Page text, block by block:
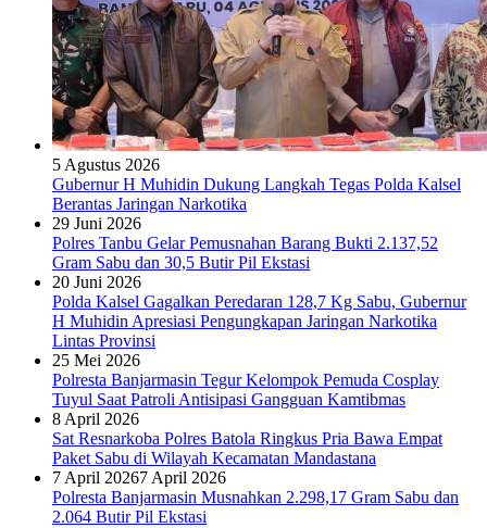
5 Agustus 2026
Gubernur H Muhidin Dukung Langkah Tegas Polda Kalsel
Berantas Jaringan Narkotika
29 Juni 2026
Polres Tanbu Gelar Pemusnahan Barang Bukti 2.137,52
Gram Sabu dan 30,5 Butir Pil Ekstasi
20 Juni 2026
Polda Kalsel Gagalkan Peredaran 128,7 Kg Sabu, Gubernur
H Muhidin Apresiasi Pengungkapan Jaringan Narkotika
Lintas Provinsi
25 Mei 2026
Polresta Banjarmasin Tegur Kelompok Pemuda Cosplay
Tuyul Saat Patroli Antisipasi Gangguan Kamtibmas
8 April 2026
Sat Resnarkoba Polres Batola Ringkus Pria Bawa Empat
Paket Sabu di Wilayah Kecamatan Mandastana
7 April 20267 April 2026
Polresta Banjarmasin Musnahkan 2.298,17 Gram Sabu dan
2.064 Butir Pil Ekstasi